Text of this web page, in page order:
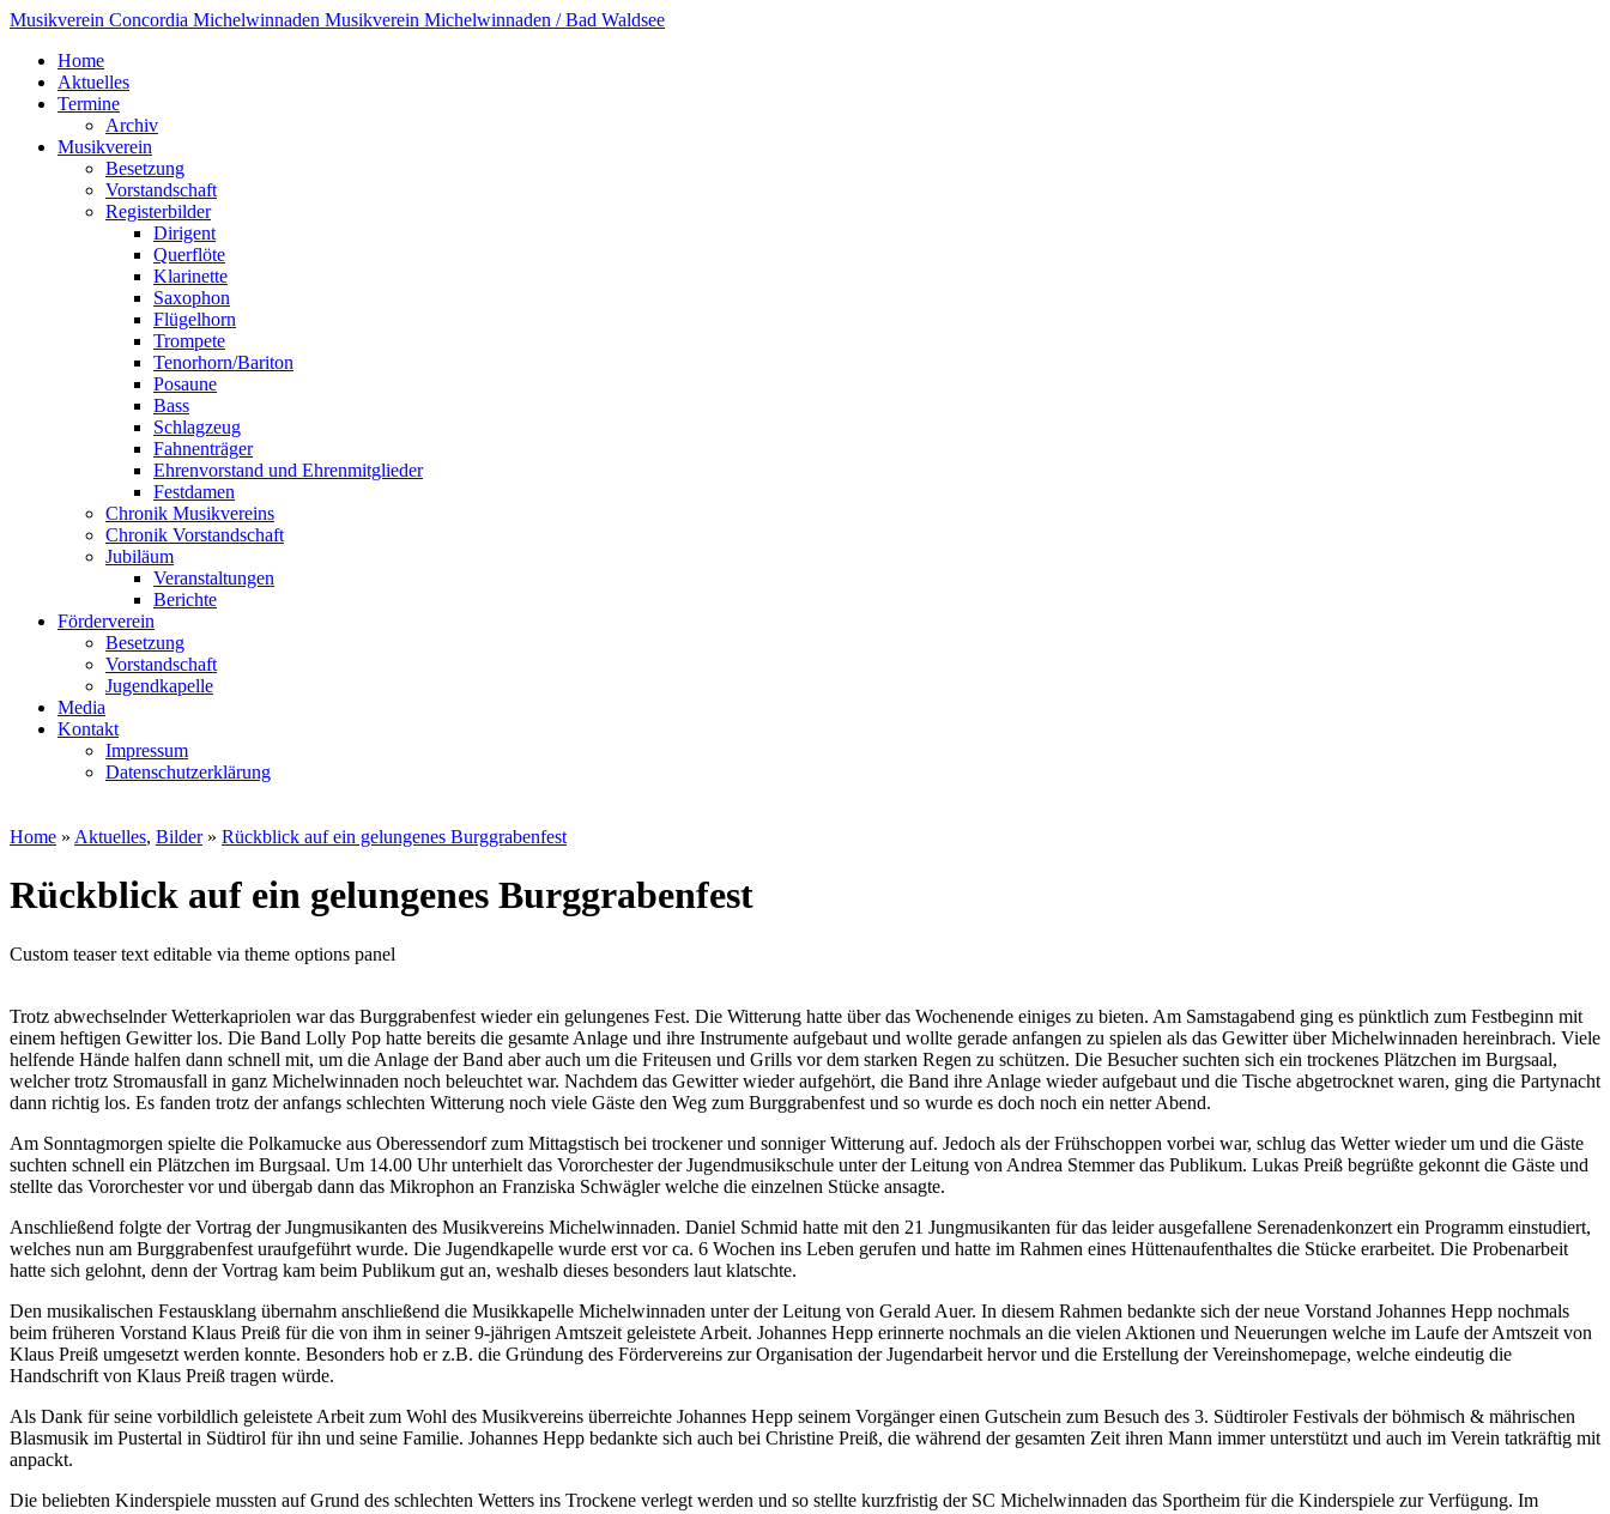
Musikverein Concordia Michelwinnaden Musikverein Michelwinnaden / Bad Waldsee
Home
Aktuelles
Termine
Archiv
Musikverein
Besetzung
Vorstandschaft
Registerbilder
Dirigent
Querflöte
Klarinette
Saxophon
Flügelhorn
Trompete
Tenorhorn/Bariton
Posaune
Bass
Schlagzeug
Fahnenträger
Ehrenvorstand und Ehrenmitglieder
Festdamen
Chronik Musikvereins
Chronik Vorstandschaft
Jubiläum
Veranstaltungen
Berichte
Förderverein
Besetzung
Vorstandschaft
Jugendkapelle
Media
Kontakt
Impressum
Datenschutzerklärung
Home » Aktuelles, Bilder» Rückblick auf ein gelungenes Burggrabenfest
Rückblick auf ein gelungenes Burggrabenfest
Custom teaser text editable via theme options panel
Trotz abwechselnder Wetterkapriolen war das Burggrabenfest wieder ein gelungenes Fest. Die Witterung hatte über das Wochenende einiges zu bieten. Am Samstagabend ging es pünktlich zum Festbeginn mit
einem heftigen Gewitter los. Die Band Lolly Pop hatte bereits die gesamte Anlage und ihre Instrumente aufgebaut und wollte gerade anfangen zu spielen als das Gewitter über Michelwinnaden hereinbrach. Viele
helfende Hände halfen dann schnell mit, um die Anlage der Band aber auch um die Friteusen und Grills vor dem starken Regen zu schützen. Die Besucher suchten sich ein trockenes Plätzchen im Burgsaal,
welcher trotz Stromausfall in ganz Michelwinnaden noch beleuchtet war. Nachdem das Gewitter wieder aufgehört, die Band ihre Anlage wieder aufgebaut und die Tische abgetrocknet waren, ging die Partynacht
dann richtig los. Es fanden trotz der anfangs schlechten Witterung noch viele Gäste den Weg zum Burggrabenfest und so wurde es doch noch ein netter Abend.
Am Sonntagmorgen spielte die Polkamucke aus Oberessendorf zum Mittagstisch bei trockener und sonniger Witterung auf. Jedoch als der Frühschoppen vorbei war, schlug das Wetter wieder um und die Gäste
suchten schnell ein Plätzchen im Burgsaal. Um 14.00 Uhr unterhielt das Vororchester der Jugendmusikschule unter der Leitung von Andrea Stemmer das Publikum. Lukas Preiß begrüßte gekonnt die Gäste und
stellte das Vororchester vor und übergab dann das Mikrophon an Franziska Schwägler welche die einzelnen Stücke ansagte.
Anschließend folgte der Vortrag der Jungmusikanten des Musikvereins Michelwinnaden. Daniel Schmid hatte mit den 21 Jungmusikanten für das leider ausgefallene Serenadenkonzert ein Programm einstudiert,
welches nun am Burggrabenfest uraufgeführt wurde. Die Jugendkapelle wurde erst vor ca. 6 Wochen ins Leben gerufen und hatte im Rahmen eines Hüttenaufenthaltes die Stücke erarbeitet. Die Probenarbeit
hatte sich gelohnt, denn der Vortrag kam beim Publikum gut an, weshalb dieses besonders laut klatschte.
Den musikalischen Festausklang übernahm anschließend die Musikkapelle Michelwinnaden unter der Leitung von Gerald Auer. In diesem Rahmen bedankte sich der neue Vorstand Johannes Hepp nochmals
beim früheren Vorstand Klaus Preiß für die von ihm in seiner 9-jährigen Amtszeit geleistete Arbeit. Johannes Hepp erinnerte nochmals an die vielen Aktionen und Neuerungen welche im Laufe der Amtszeit von
Klaus Preiß umgesetzt werden konnte. Besonders hob er z.B. die Gründung des Fördervereins zur Organisation der Jugendarbeit hervor und die Erstellung der Vereinshomepage, welche eindeutig die
Handschrift von Klaus Preiß tragen würde.
Als Dank für seine vorbildlich geleistete Arbeit zum Wohl des Musikvereins überreichte Johannes Hepp seinem Vorgänger einen Gutschein zum Besuch des 3. Südtiroler Festivals der böhmisch & mährischen
Blasmusik im Pustertal in Südtirol für ihn und seine Familie. Johannes Hepp bedankte sich auch bei Christine Preiß, die während der gesamten Zeit ihren Mann immer unterstützt und auch im Verein tatkräftig mit
anpackt.
Die beliebten Kinderspiele mussten auf Grund des schlechten Wetters ins Trockene verlegt werden und so stellte kurzfristig der SC Michelwinnaden das Sportheim für die Kinderspiele zur Verfügung. Im